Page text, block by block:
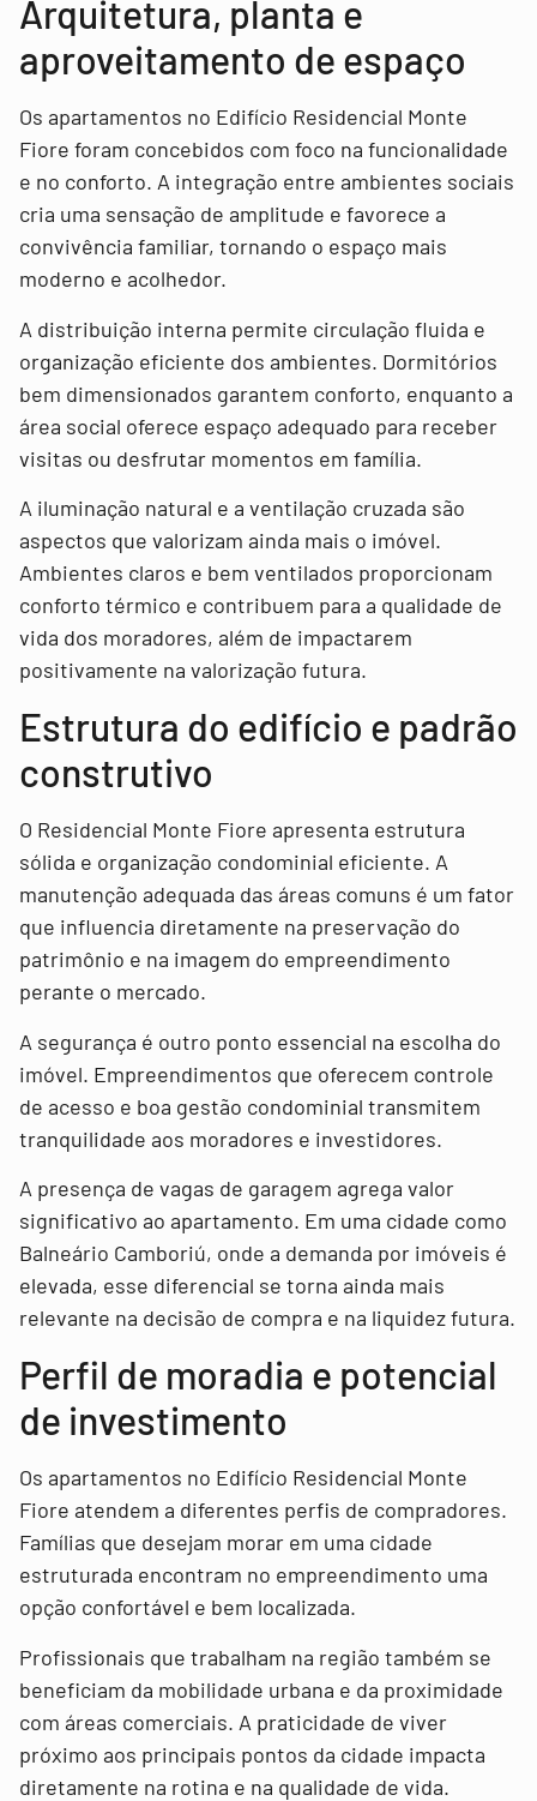
Arquitetura, planta e
aproveitamento de espaço
Os apartamentos no Edifício Residencial Monte
Fiore foram concebidos com foco na funcionalidade
e no conforto. A integração entre ambientes sociais
cria uma sensação de amplitude e favorece a
convivência familiar, tornando o espaço mais
moderno e acolhedor.
A distribuição interna permite circulação fluida e
organização eficiente dos ambientes. Dormitórios
bem dimensionados garantem conforto, enquanto a
área social oferece espaço adequado para receber
visitas ou desfrutar momentos em família.
A iluminação natural e a ventilação cruzada são
aspectos que valorizam ainda mais o imóvel.
Ambientes claros e bem ventilados proporcionam
conforto térmico e contribuem para a qualidade de
vida dos moradores, além de impactarem
positivamente na valorização futura.
Estrutura do edifício e padrão
construtivo
O Residencial Monte Fiore apresenta estrutura
sólida e organização condominial eficiente. A
manutenção adequada das áreas comuns é um fator
que influencia diretamente na preservação do
patrimônio e na imagem do empreendimento
perante o mercado.
A segurança é outro ponto essencial na escolha do
imóvel. Empreendimentos que oferecem controle
de acesso e boa gestão condominial transmitem
tranquilidade aos moradores e investidores.
A presença de vagas de garagem agrega valor
significativo ao apartamento. Em uma cidade como
Balneário Camboriú, onde a demanda por imóveis é
elevada, esse diferencial se torna ainda mais
relevante na decisão de compra e na liquidez futura.
Perfil de moradia e potencial
de investimento
Os apartamentos no Edifício Residencial Monte
Fiore atendem a diferentes perfis de compradores.
Famílias que desejam morar em uma cidade
estruturada encontram no empreendimento uma
opção confortável e bem localizada.
Profissionais que trabalham na região também se
beneficiam da mobilidade urbana e da proximidade
com áreas comerciais. A praticidade de viver
próximo aos principais pontos da cidade impacta
diretamente na rotina e na qualidade de vida.